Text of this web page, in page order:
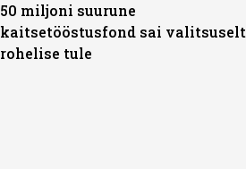
50 miljoni suurune
kaitsetööstusfond sai valitsuselt
rohelise tule